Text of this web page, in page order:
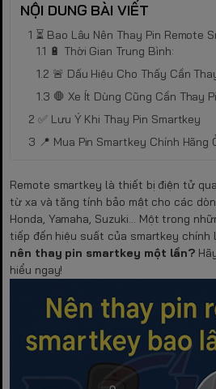
NỘI DUNG BÀI VIẾT
⏳ Bao Lâu Nên Thay Pin Remote
🔋 Thời Gian Trung Bình:
🚨 Dấu Hiệu Cho Thấy Cần
🛑 Xe Ít Dùng Cũng Cần Thay
✅ Lưu Ý Khi Thay Pin Smartkey
📍 Mua Pin Smartkey Chính Hãng
Remote smartkey là thiết bị điện tử
từ xa và tăng tính bảo mật cho các
Honda, Yamaha, Suzuki… Một trong
tiếp đến hiệu suất của smartkey chính
nên thay pin smartkey một lần?
hiểu ngay!